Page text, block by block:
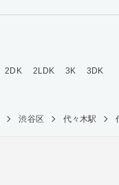
2DK 2LDK 3K
3DK
渋谷区 代々木駅